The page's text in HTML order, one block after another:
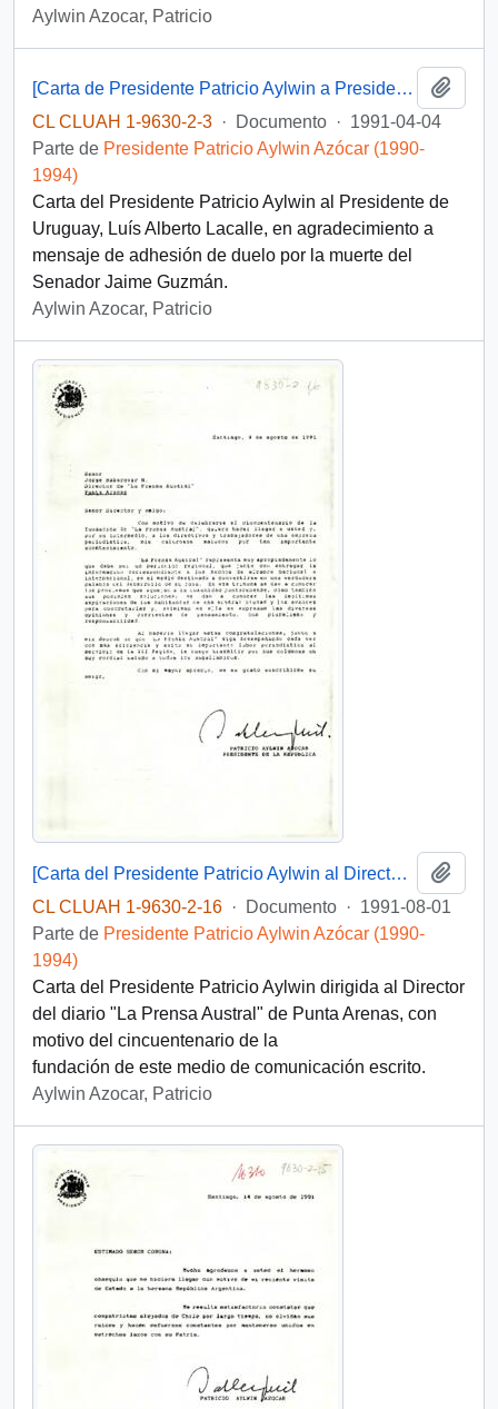
Aylwin Azocar, Patricio
[Carta de Presidente Patricio Aylwin a Presidente de Uruguay, Luís Alberto Lacalle]
CL CLUAH 1-9630-2-3 · Documento · 1991-04-04
Parte de Presidente Patricio Aylwin Azócar (1990-
1994)
Carta del Presidente Patricio Aylwin al Presidente de
Uruguay, Luís Alberto Lacalle, en agradecimiento a
mensaje de adhesión de duelo por la muerte del
Senador Jaime Guzmán.
Aylwin Azocar, Patricio
[Carta del Presidente Patricio Aylwin al Director de "La Prensa Austral"]
CL CLUAH 1-9630-2-16 · Documento · 1991-08-01
Parte de Presidente Patricio Aylwin Azócar (1990-
1994)
Carta del Presidente Patricio Aylwin dirigida al Director
del diario "La Prensa Austral" de Punta Arenas, con
motivo del cincuentenario de la
fundación de este medio de comunicación escrito.
Aylwin Azocar, Patricio